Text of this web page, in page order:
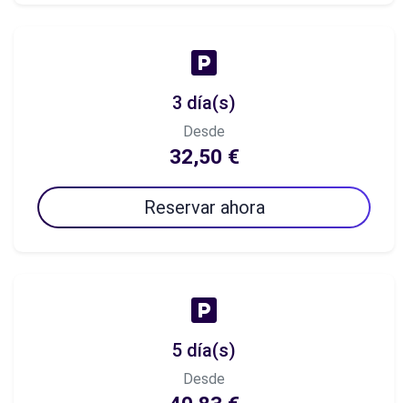
3 día(s)
Desde
32,50 €
Reservar ahora
5 día(s)
Desde